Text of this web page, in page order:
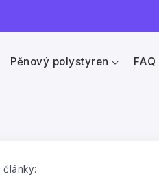
Pěnový polystyren FAQ
články: